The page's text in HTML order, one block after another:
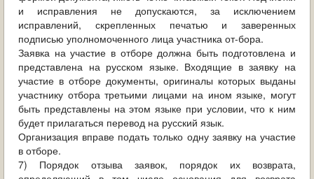
и исправления не допускаются, за исключением
исправлений, скрепленных печатью и заверенных
подписью уполномоченного лица участника от-бора.
Заявка на участие в отборе должна быть подготовлена и
представлена на русском языке. Входящие в заявку на
участие в отборе документы, оригиналы которых выданы
участнику отбора третьими лицами на ином языке, могут
быть представлены на этом языке при условии, что к ним
будет прилагаться перевод на русский язык.
Организация вправе подать только одну заявку на участие
в отборе.
7) Порядок отзыва заявок, порядок их возврата,